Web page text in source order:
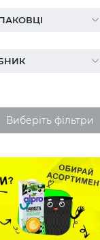
Виберіть фільтри